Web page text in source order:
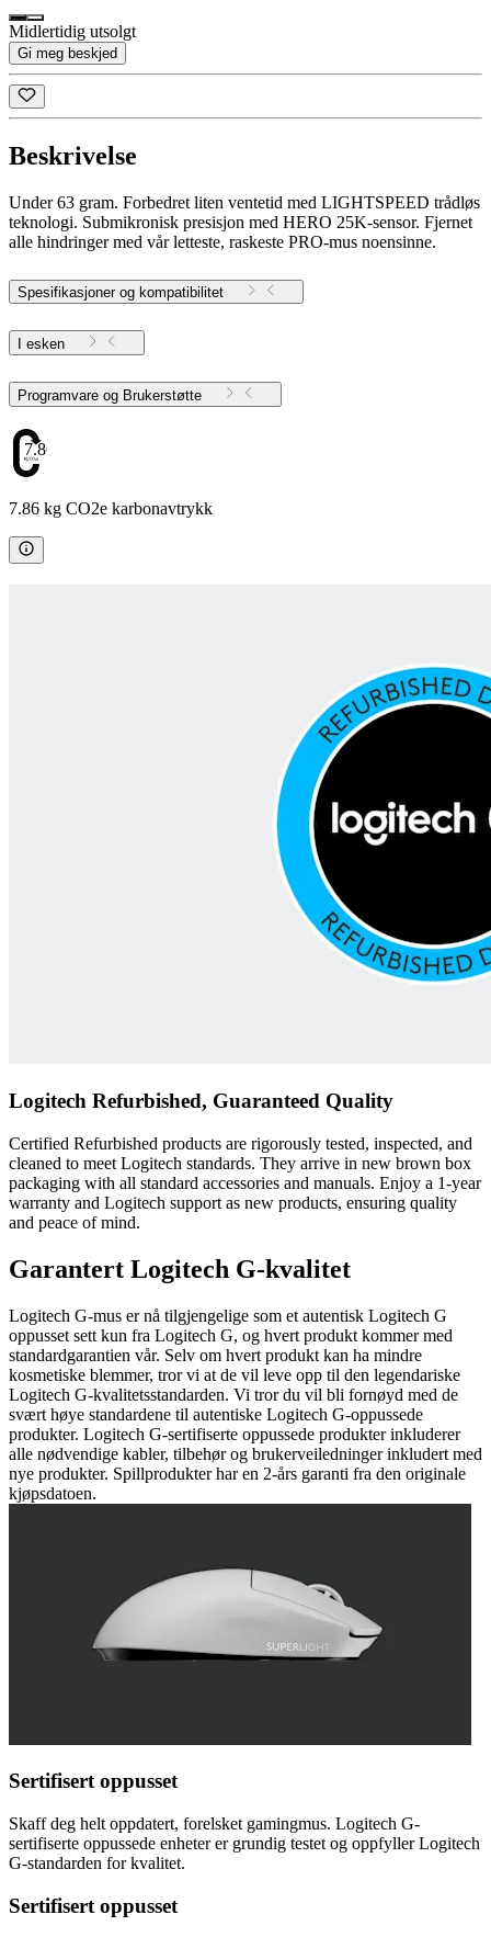
Midlertidig utsolgt
Gi meg beskjed
Beskrivelse
Under 63 gram. Forbedret liten ventetid med LIGHTSPEED trådløs
teknologi. Submikronisk presisjon med HERO 25K-sensor. Fjernet
alle hindringer med vår letteste, raskeste PRO-mus noensinne.
Spesifikasjoner og kompatibilitet
I esken
Programvare og Brukerstøtte
7.86
7.86 kg CO2e karbonavtrykk
Logitech Refurbished, Guaranteed Quality
Certified Refurbished products are rigorously tested, inspected, and
cleaned to meet Logitech standards. They arrive in new brown box
packaging with all standard accessories and manuals. Enjoy a 1-year
warranty and Logitech support as new products, ensuring quality
and peace of mind.
Garantert Logitech G-kvalitet
Logitech G-mus er nå tilgjengelige som et autentisk Logitech G
oppusset sett kun fra Logitech G, og hvert produkt kommer med
standardgarantien vår. Selv om hvert produkt kan ha mindre
kosmetiske blemmer, tror vi at de vil leve opp til den legendariske
Logitech G-kvalitetsstandarden. Vi tror du vil bli fornøyd med de
svært høye standardene til autentiske Logitech G-oppussede
produkter. Logitech G-sertifiserte oppussede produkter inkluderer
alle nødvendige kabler, tilbehør og brukerveiledninger inkludert med
nye produkter. Spillprodukter har en 2-års garanti fra den originale
kjøpsdatoen.
Sertifisert oppusset
Skaff deg helt oppdatert, forelsket gamingmus. Logitech G-
sertifiserte oppussede enheter er grundig testet og oppfyller Logitech
G-standarden for kvalitet.
Sertifisert oppusset